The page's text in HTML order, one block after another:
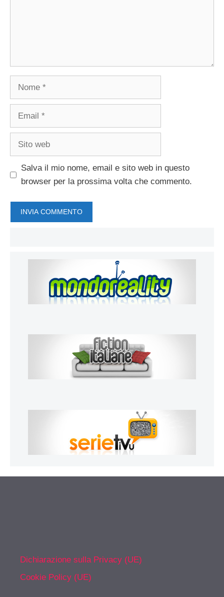
Nome
Email
Sito
Salva il mio nome, email e sito web in questo
browser per la prossima volta che commento.
Dichiarazione sulla Privacy (UE)
Cookie Policy (UE)